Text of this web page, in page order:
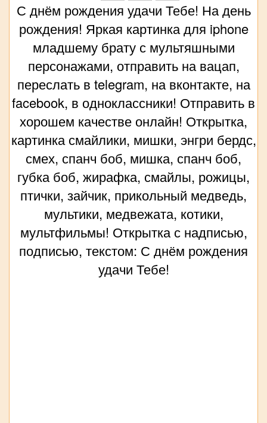
С днём рождения удачи Тебе! На день
рождения! Яркая картинка для iphone
младшему брату с мультяшными
персонажами, отправить на вацап,
переслать в telegram, на вконтакте, на
facebook, в одноклассники! Отправить в
хорошем качестве онлайн! Открытка,
картинка смайлики, мишки, энгри бердс,
смех, спанч боб, мишка, спанч боб,
губка боб, жирафка, смайлы, рожицы,
птички, зайчик, прикольный медведь,
мультики, медвежата, котики,
мультфильмы! Открытка с надписью,
подписью, текстом: С днём рождения
удачи Тебе!